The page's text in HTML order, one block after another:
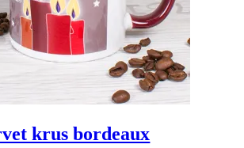
krus bordeaux